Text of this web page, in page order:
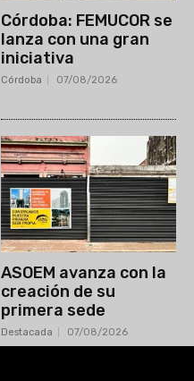
Córdoba: FEMUCOR se
lanza con una gran
iniciativa
Córdoba 07/08/2026
ASOEM avanza con la
creación de su
primera sede
Destacada 07/08/2026